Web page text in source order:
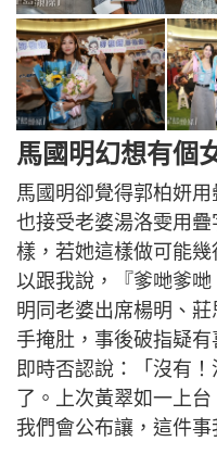
馬國明幻想有個
馬國明卻覺得郭柏妍
也接受老婆湯洛雯用
樣，若她這樣做可能
以跟我說，『爹哋爹
明同老婆出席楊明、
手掩肚，事後破指疑
即時否認說：「沒有
了。上次黃翠如一上
我們會公布讓，這件事